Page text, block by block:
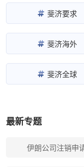
斐济要求
斐济海外
斐济全球
最新专题
伊朗公司注销申